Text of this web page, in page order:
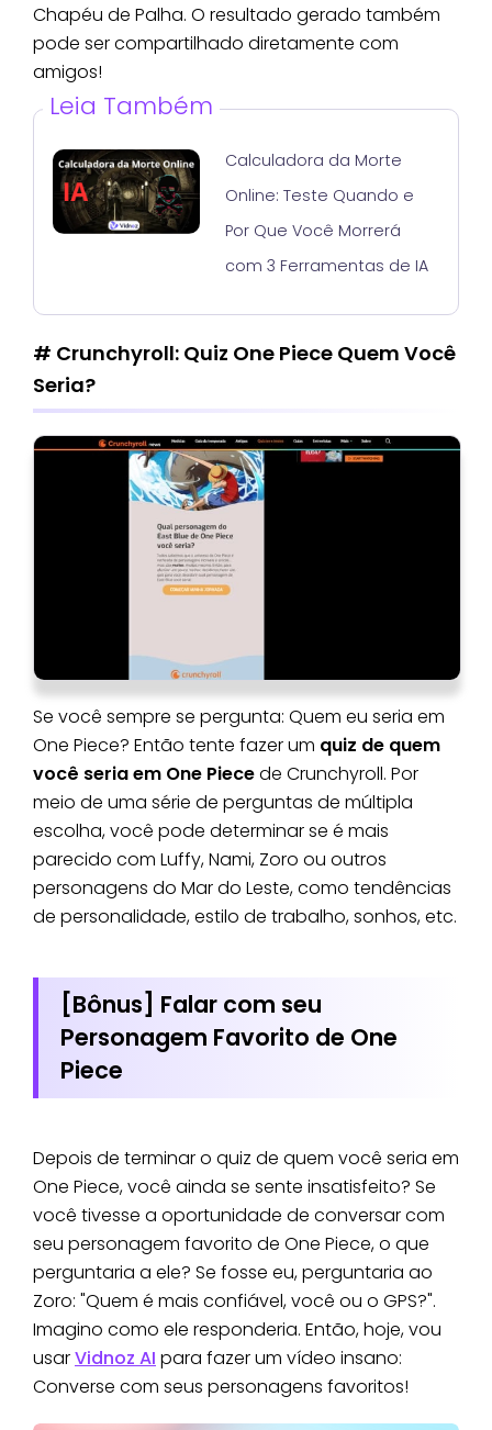
Chapéu de Palha. O resultado gerado também
pode ser compartilhado diretamente com
amigos!
Leia Também
Calculadora da Morte
Online: Teste Quando e
Por Que Você Morrerá
com 3 Ferramentas de IA
# Crunchyroll: Quiz One Piece Quem Você
Seria?
Se você sempre se pergunta: Quem eu seria em
One Piece? Então tente fazer um quiz de quem
você seria em One Piecede Crunchyroll. Por
meio de uma série de perguntas de múltipla
escolha, você pode determinar se é mais
parecido com Luffy, Nami, Zoro ou outros
personagens do Mar do Leste, como tendências
de personalidade, estilo de trabalho, sonhos, etc.
[Bônus] Falar com seu
Personagem Favorito de One
Piece
Depois de terminar o quiz de quem você seria em
One Piece, você ainda se sente insatisfeito? Se
você tivesse a oportunidade de conversar com
seu personagem favorito de One Piece, o que
perguntaria a ele? Se fosse eu, perguntaria ao
Zoro: "Quem é mais confiável, você ou o GPS?".
Imagino como ele responderia. Então, hoje, vou
usarVidnoz AI para fazer um vídeo insano:
Converse com seus personagens favoritos!